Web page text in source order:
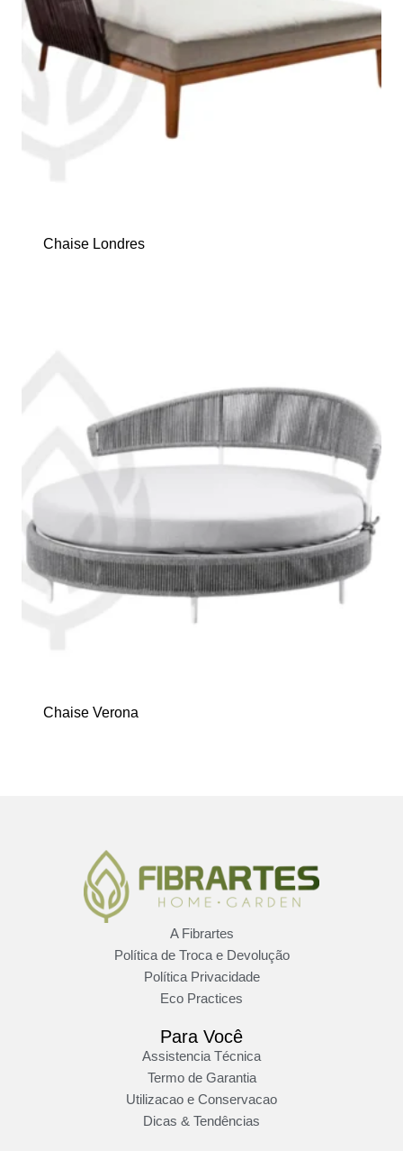
Chaise Londres
Chaise Verona
A Fibrartes
Política de Troca e Devolução
Política Privacidade
Eco Practices
Para Você
Assistencia Técnica
Termo de Garantia
Utilizacao e Conservacao
Dicas & Tendências